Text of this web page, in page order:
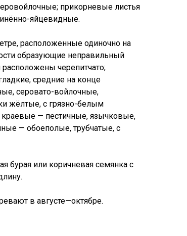
прикорневые листья
яйцевидные.
расположенные одиночно на
образующие неправильный
черепитчато;
средние на конце
серовато-войлочные,
жёлтые, с грязно-белым
— пестичные, язычковые,
— обоеполые, трубчатые, с
бурая или коричневая семянка с
в августе—октябре.